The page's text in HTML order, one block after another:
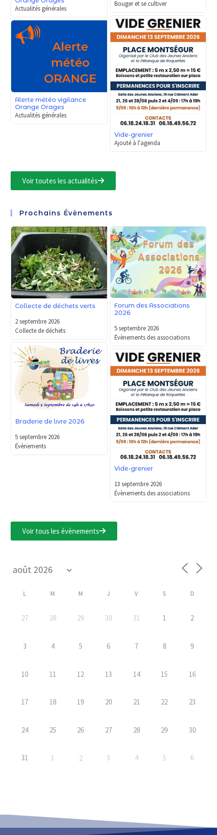
Actualités générales
Bouger et se cultiver
Alerte météo vigilance
Orange Orages
Actualités générales
Vide-grenier
Ajouté à l'agenda
Voir toutes les actualités
Prochains Évènements
Collecte de déchets verts
2 septembre 2026
Collecte de déchets
Forum des Associations
2026
5 septembre 2026
Évènements des associations
Braderie de livre 2026
5 septembre 2026
Évènements
Vide-grenier
13 septembre 2026
Évènements des associations
Voir tous les évènements
L M M J V S D
27 28 29 30 31 1 2
3 4 5 6 7 8 9
10 11 12 13 14 15 16
17 18 19 20 21 22 23
24 25 26 27 28 29 30
31 1 2 3 4 5 6